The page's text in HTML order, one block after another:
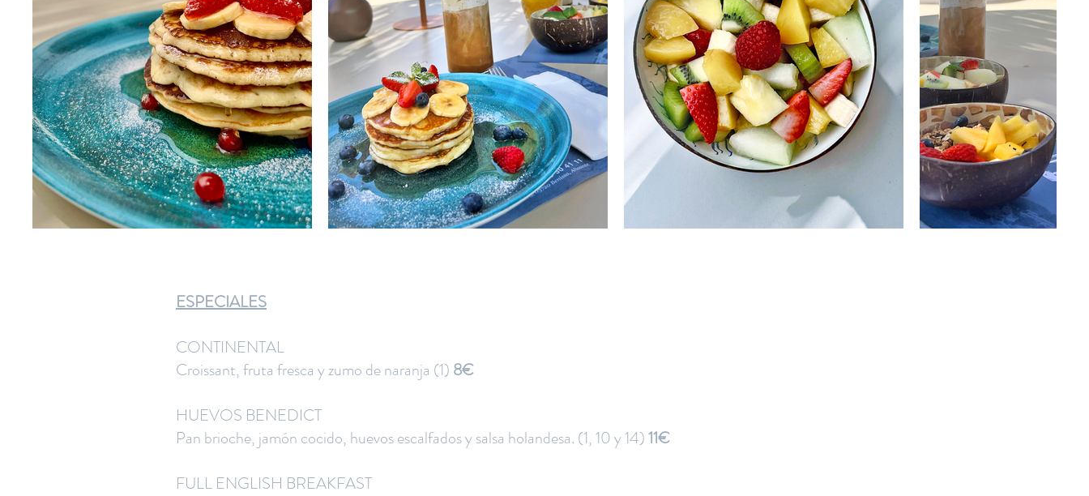
ESPECIALES
CONTINENTAL
Croissant, fruta fresca y zumo de naranja (1) 8€
HUEVOS BENEDICT
Pan brioche, jamón cocido, huevos escalfados y salsa holandesa. (1, 10 y 14)11€
FULL ENGLISH BREAKFAST